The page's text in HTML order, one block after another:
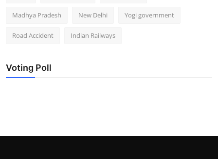
Madhya Pradesh New Delhi Yogi government
Road Accident Indian Railways
Voting Poll